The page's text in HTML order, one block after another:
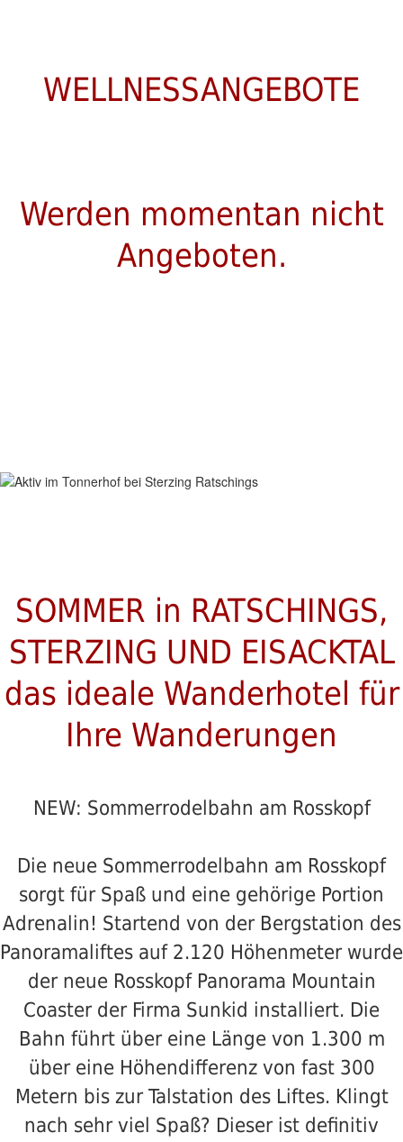
WELLNESSANGEBOTE
Werden momentan nicht
Angeboten.
AKTIV
SOMMER in RATSCHINGS,
STERZING UND EISACKTAL
das ideale Wanderhotel für
Ihre Wanderungen
NEW: Sommerrodelbahn am Rosskopf
Die neue Sommerrodelbahn am Rosskopf
sorgt für Spaß und eine gehörige Portion
Adrenalin! Startend von der Bergstation des
Panoramaliftes auf 2.120 Höhenmeter wurde
der neue Rosskopf Panorama Mountain
Coaster der Firma Sunkid installiert. Die
Bahn führt über eine Länge von 1.300 m
über eine Höhendifferenz von fast 300
Metern bis zur Talstation des Liftes. Klingt
nach sehr viel Spaß? Dieser ist definitiv